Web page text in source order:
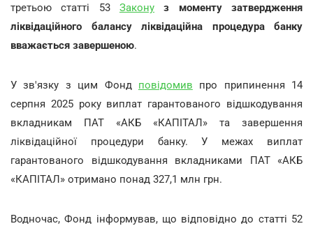
третьою статті 53 Закону
з моменту затвердження
ліквідаційного балансу ліквідаційна процедура банку
вважається завершеною.
У зв'язку з цим Фонд повідомив про припинення 14
серпня 2025 року виплат гарантованого відшкодування
вкладникам ПАТ «АКБ «КАПІТАЛ» та завершення
ліквідаційної процедури банку. У межах виплат
гарантованого відшкодування вкладниками ПАТ «АКБ
«КАПІТАЛ» отримано понад 327,1 млн грн.
Водночас, Фонд інформував, що відповідно до статті 52